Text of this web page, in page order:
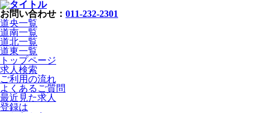
お問い合わせ： 011-232-2301
道央一覧
道南一覧
道北一覧
道東一覧
トップページ
求人検索
ご利用の流れ
よくあるご質問
最近見た求人
登録は